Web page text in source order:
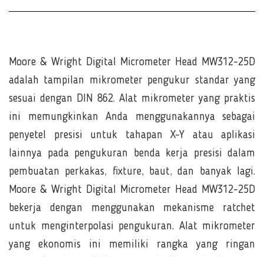
Moore & Wright Digital Micrometer Head MW312-25D
adalah tampilan mikrometer pengukur standar yang
sesuai dengan DIN 862. Alat mikrometer yang praktis
ini memungkinkan Anda menggunakannya sebagai
penyetel presisi untuk tahapan X-Y atau aplikasi
lainnya pada pengukuran benda kerja presisi dalam
pembuatan perkakas, fixture, baut, dan banyak lagi.
Moore & Wright Digital Micrometer Head MW312-25D
bekerja dengan menggunakan mekanisme ratchet
untuk menginterpolasi pengukuran. Alat mikrometer
yang ekonomis ini memiliki rangka yang ringan